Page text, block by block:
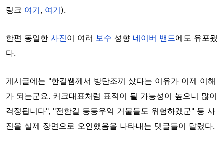
링크 여기, 여기).
한편 동일한 사진이 여러 보수 성향 네이버 밴드에도 유포됐
다.
게시글에는 "한길쌤께서 방탄조끼 샀다는 이유가 이제 이해
가 되는군요. 커크대표처럼 표적이 될 가능성이 높으니 많이
걱정됩니다", "전한길 등등우익 거물들도 위험하겠군" 등 사
진을 실제 장면으로 오인했음을 나타내는 댓글들이 달렸다.